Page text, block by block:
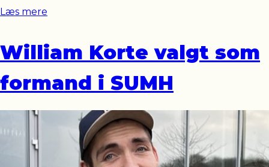
Læs mere
William Korte valgt som
formand i SUMH